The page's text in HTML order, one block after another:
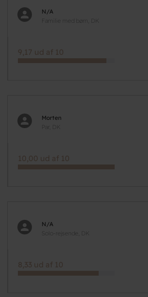
N/A
Familie med børn, DK
9,17 ud af 10
Morten
Par, DK
10,00 ud af 10
N/A
Solo-rejsende, DK
8,33 ud af 10